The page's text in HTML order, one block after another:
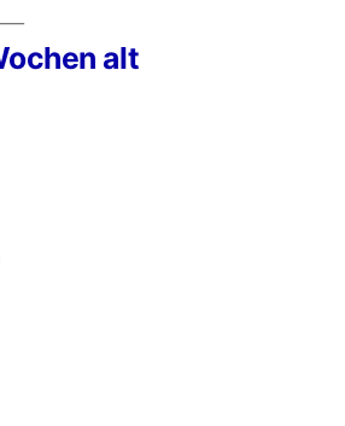
Nächster
Beitrag:alt